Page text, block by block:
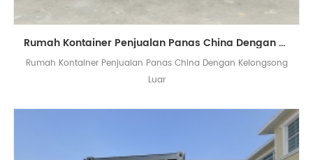
Rumah Kontainer Penjualan Panas China Dengan Kelongsong Luar
Rumah Kontainer Penjualan Panas China Dengan Kelongsong
Luar